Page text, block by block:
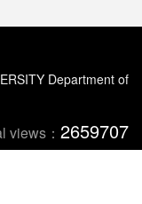
Department of
views： 2659707